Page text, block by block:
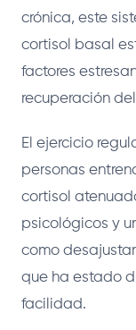
crónica, este
cortisol basal
factores
recuperación
El ejercicio
personas
cortisol
psicológicos y
como
que ha estado
facilidad.